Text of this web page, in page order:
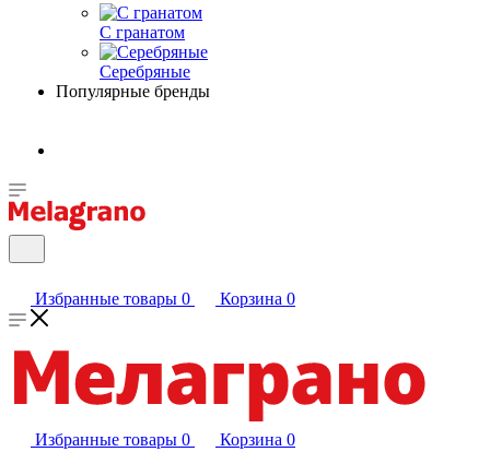
С гранатом
Серебряные
Популярные бренды
Избранные товары 0 Корзина 0
Избранные товары 0 Корзина 0